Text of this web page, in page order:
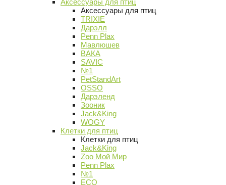
Аксессуары для птиц
Аксессуары для птиц
TRIXIE
Дарэлл
Penn Plax
Мавлюшев
ВАКА
SAVIC
№1
PetStandArt
OSSO
Дарэленд
Зооник
Jack&King
WOGY
Клетки для птиц
Клетки для птиц
Jack&King
Zoo Мой Мир
Penn Plax
№1
ECO